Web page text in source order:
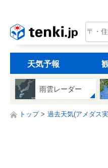
天気予報
雨雲レーダー
トップ 過去天気(アメダス